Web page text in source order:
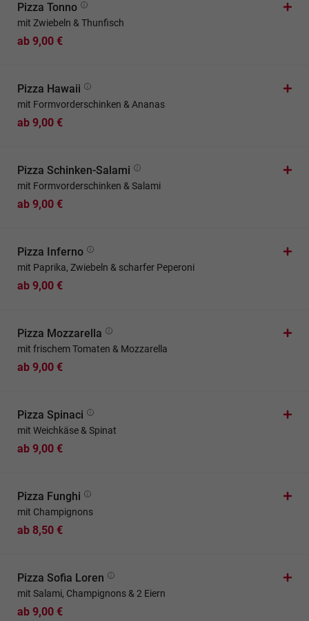
Pizza Tonno
mit Zwiebeln & Thunfisch
ab 9,00 €
Pizza Hawaii
mit Formvorderschinken & Ananas
ab 9,00 €
Pizza Schinken-Salami
mit Formvorderschinken & Salami
ab 9,00 €
Pizza Inferno
mit Paprika, Zwiebeln & scharfer Peperoni
ab 9,00 €
Pizza Mozzarella
mit frischem Tomaten & Mozzarella
ab 9,00 €
Pizza Spinaci
mit Weichkäse & Spinat
ab 9,00 €
Pizza Funghi
mit Champignons
ab 8,50 €
Pizza Sofia Loren
mit Salami, Champignons & 2 Eiern
ab 9,00 €